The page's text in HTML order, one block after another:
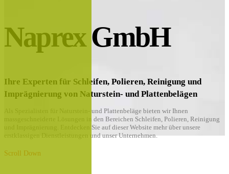
Naprex GmbH
Ihre Experten für Schleifen, Polieren, Reinigung und
Imprägnierung von Naturstein- und Plattenbelägen
Als Spezialisten für Naturstein- und Plattenbeläge bieten wir Ihnen
massgeschneiderte Lösungen in den Bereichen Schleifen, Polieren, Reinigung
und Imprägnierung. Entdecken Sie auf dieser Website mehr über unsere
erstklassigen Dienstleistungen und unser Unternehmen.
Scroll Down